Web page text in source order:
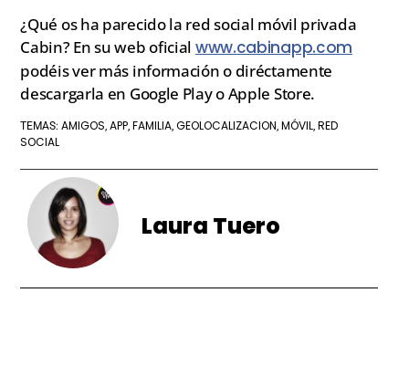
¿Qué os ha parecido la red social móvil privada
Cabin? En su web oficial www.cabinapp.com
podéis ver más información o diréctamente
descargarla en Google Play o Apple Store.
TEMAS:AMIGOS,APP, FAMILIA,GEOLOCALIZACION, MÓVIL, RED
SOCIAL
Laura Tuero